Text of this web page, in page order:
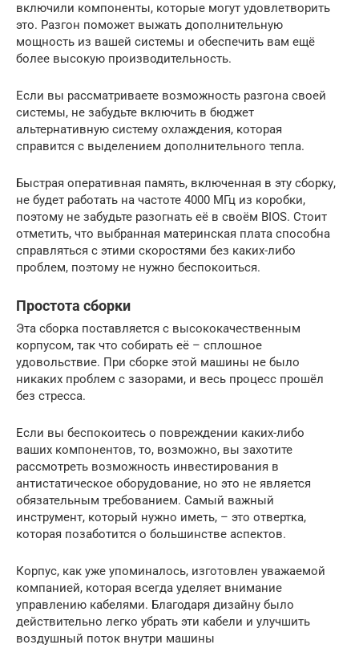
включили компоненты, которые могут удовлетворить
это. Разгон поможет выжать дополнительную
мощность из вашей системы и обеспечить вам ещё
более высокую производительность.
Если вы рассматриваете возможность разгона своей
системы, не забудьте включить в бюджет
альтернативную систему охлаждения, которая
справится с выделением дополнительного тепла.
Быстрая оперативная память, включенная в эту сборку,
не будет работать на частоте 4000 МГц из коробки,
поэтому не забудьте разогнать её в своём BIOS. Стоит
отметить, что выбранная материнская плата способна
справляться с этими скоростями без каких-либо
проблем, поэтому не нужно беспокоиться.
Простота сборки
Эта сборка поставляется с высококачественным
корпусом, так что собирать её – сплошное
удовольствие. При сборке этой машины не было
никаких проблем с зазорами, и весь процесс прошёл
без стресса.
Если вы беспокоитесь о повреждении каких-либо
ваших компонентов, то, возможно, вы захотите
рассмотреть возможность инвестирования в
антистатическое оборудование, но это не является
обязательным требованием. Самый важный
инструмент, который нужно иметь, – это отвертка,
которая позаботится о большинстве аспектов.
Корпус, как уже упоминалось, изготовлен уважаемой
компанией, которая всегда уделяет внимание
управлению кабелями. Благодаря дизайну было
действительно легко убрать эти кабели и улучшить
воздушный поток внутри машины